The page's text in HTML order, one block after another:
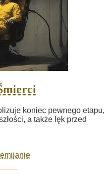
koniec pewnego etapu,
a także lęk przed